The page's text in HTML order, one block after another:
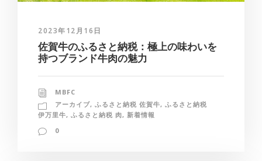
2023年12月16日
佐賀牛のふるさと納税：極上の味わいを
持つブランド牛肉の魅力
MBFC
アーカイブ, ふるさと納税 佐賀牛, ふるさと納税
伊万里牛, ふるさと納税 肉, 新着情報
0